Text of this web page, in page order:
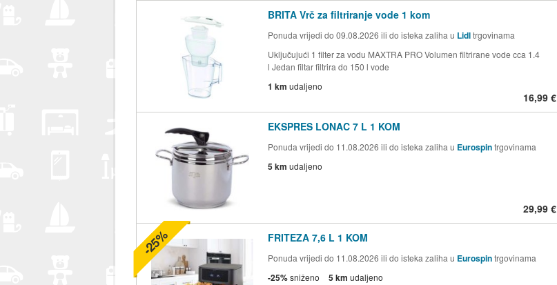
BRITA Vrč za filtriranje vode 1 kom
Ponuda vrijedi do 09.08.2026 ili do isteka zaliha u Lidltrgovinama
Uključujući 1 filter za vodu MAXTRA PRO Volumen filtrirane vode cca 1.4
l Jedan filtar filtrira do 150 l vode
1 km udaljeno
16,99 €
EKSPRES LONAC 7 L 1 KOM
Ponuda vrijedi do 11.08.2026 ili do isteka zaliha u Eurospintrgovinama
5 km udaljeno
29,99 €
FRITEZA 7,6 L 1 KOM
Ponuda vrijedi do 11.08.2026 ili do isteka zaliha u Eurospintrgovinama
-25%sniženo 5 km udaljeno
-25%